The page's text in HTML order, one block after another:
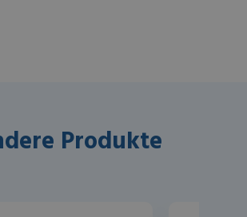
Produkte